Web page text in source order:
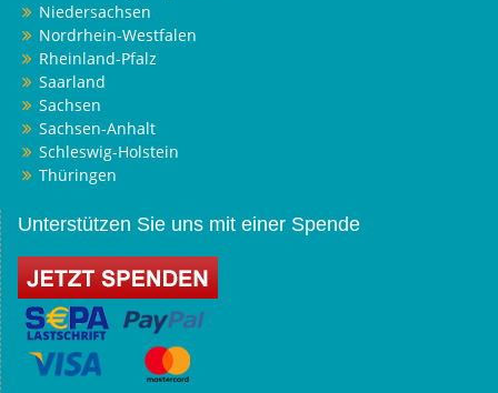
Niedersachsen
Nordrhein-Westfalen
Rheinland-Pfalz
Saarland
Sachsen
Sachsen-Anhalt
Schleswig-Holstein
Thüringen
Unterstützen Sie uns mit einer Spende